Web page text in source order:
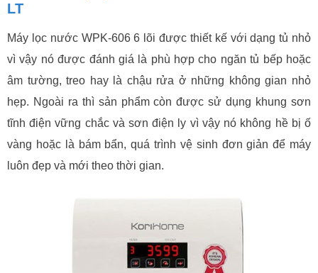
LT
Máy lọc nước WPK-606 6 lõi được thiết kế với dạng tủ nhỏ
vì vậy nó được đánh giá là phù hợp cho ngăn tủ bếp hoặc
âm tường, treo hay là chậu rửa ở những không gian nhỏ
hẹp. Ngoài ra thì sản phẩm còn được sử dụng khung sơn
tĩnh điện vững chắc và sơn điện ly vì vậy nó không hề bị ố
vàng hoặc là bám bẩn, quá trình vệ sinh đơn giản để máy
luôn đẹp và mới theo thời gian.